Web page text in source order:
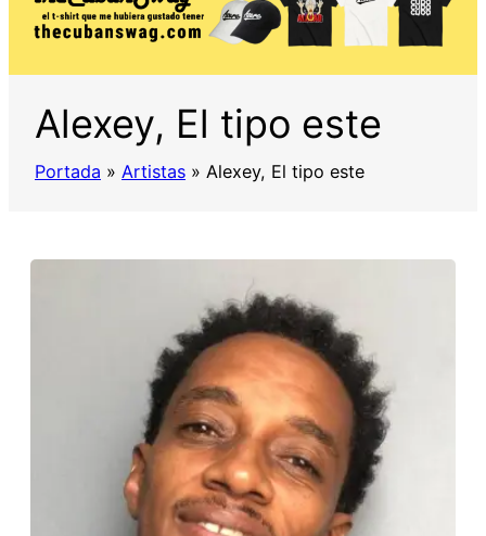
Alexey, El tipo este
Portada » Artistas » Alexey, El tipo este